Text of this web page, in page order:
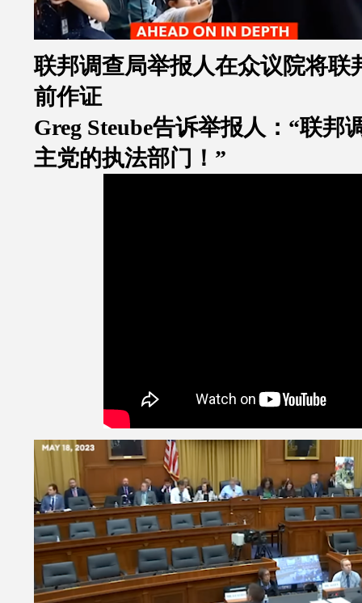
联邦调查局举报人在众议院将联
前作证
Greg Steube告诉举报人： “联邦
主党的执法部门！ ”